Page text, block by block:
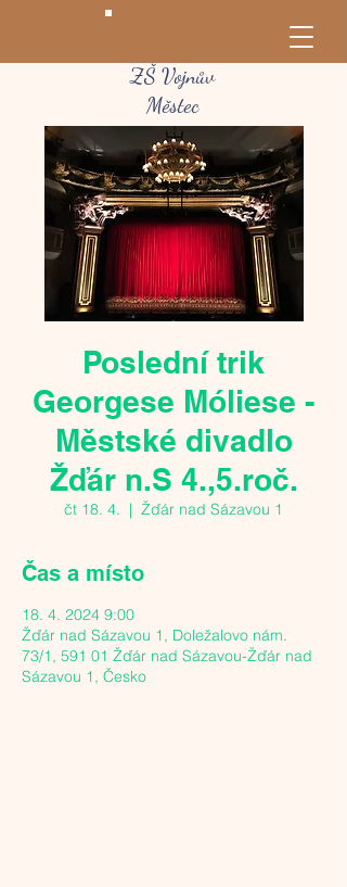
ZŠ Vojnův
Městec
Poslední trik
Georgese Móliese -
Městské divadlo
Žďár n.S 4.,5.roč.
čt 18. 4.
  |
Žďár nad Sázavou 1
Čas a místo
18. 4. 2024 9:00
Žďár nad Sázavou 1, Doležalovo nám.
73/1, 591 01 Žďár nad Sázavou-Žďár nad
Sázavou 1, Česko